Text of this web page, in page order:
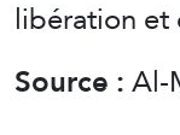
libération
Source :Al-